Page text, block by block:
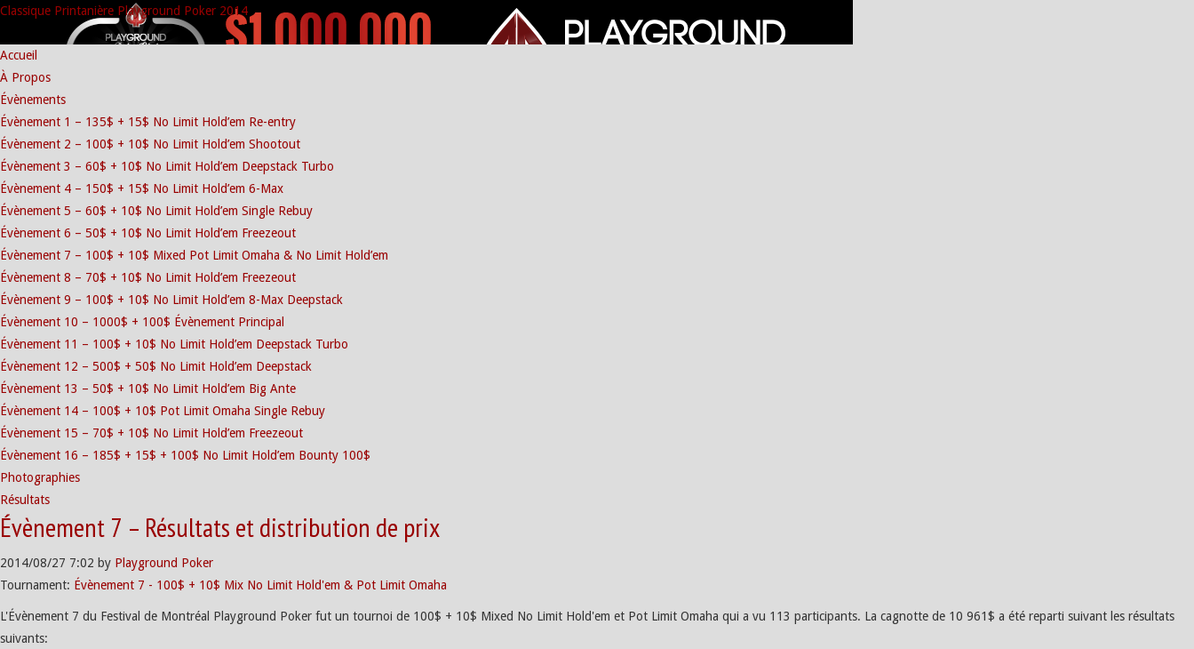
Classique Printanière Playground Poker 2014
Accueil
À Propos
Évènements
Évènement 1 – 135$ + 15$ No Limit Hold’em Re-entry
Évènement 2 – 100$ + 10$ No Limit Hold’em Shootout
Évènement 3 – 60$ + 10$ No Limit Hold’em Deepstack Turbo
Évènement 4 – 150$ + 15$ No Limit Hold’em 6-Max
Évènement 5 – 60$ + 10$ No Limit Hold’em Single Rebuy
Évènement 6 – 50$ + 10$ No Limit Hold’em Freezeout
Évènement 7 – 100$ + 10$ Mixed Pot Limit Omaha & No Limit Hold’em
Évènement 8 – 70$ + 10$ No Limit Hold’em Freezeout
Évènement 9 – 100$ + 10$ No Limit Hold’em 8-Max Deepstack
Évènement 10 – 1000$ + 100$ Évènement Principal
Évènement 11 – 100$ + 10$ No Limit Hold’em Deepstack Turbo
Évènement 12 – 500$ + 50$ No Limit Hold’em Deepstack
Évènement 13 – 50$ + 10$ No Limit Hold’em Big Ante
Évènement 14 – 100$ + 10$ Pot Limit Omaha Single Rebuy
Évènement 15 – 70$ + 10$ No Limit Hold’em Freezeout
Évènement 16 – 185$ + 15$ + 100$ No Limit Hold’em Bounty 100$
Photographies
Résultats
Évènement 7 – Résultats et distribution de prix
2014/08/27 7:02 by Playground Poker
Tournament: Évènement 7 - 100$ + 10$ Mix No Limit Hold'em & Pot Limit Omaha
L'Évènement 7 du Festival de Montréal Playground Poker fut un tournoi de 100$ + 10$ Mixed No Limit Hold'em et Pot Limit Omaha qui a vu 113 participants. La cagnotte de 10 961$ a été reparti suivant les résultats
suivants: